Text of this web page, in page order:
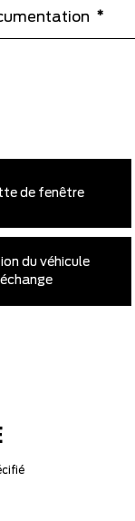
*
de fenêtre
du véhicule